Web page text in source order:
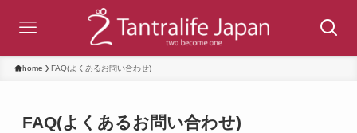
home FAQ(よくあるお問い合わせ)
FAQ(よくあるお問い合わせ)